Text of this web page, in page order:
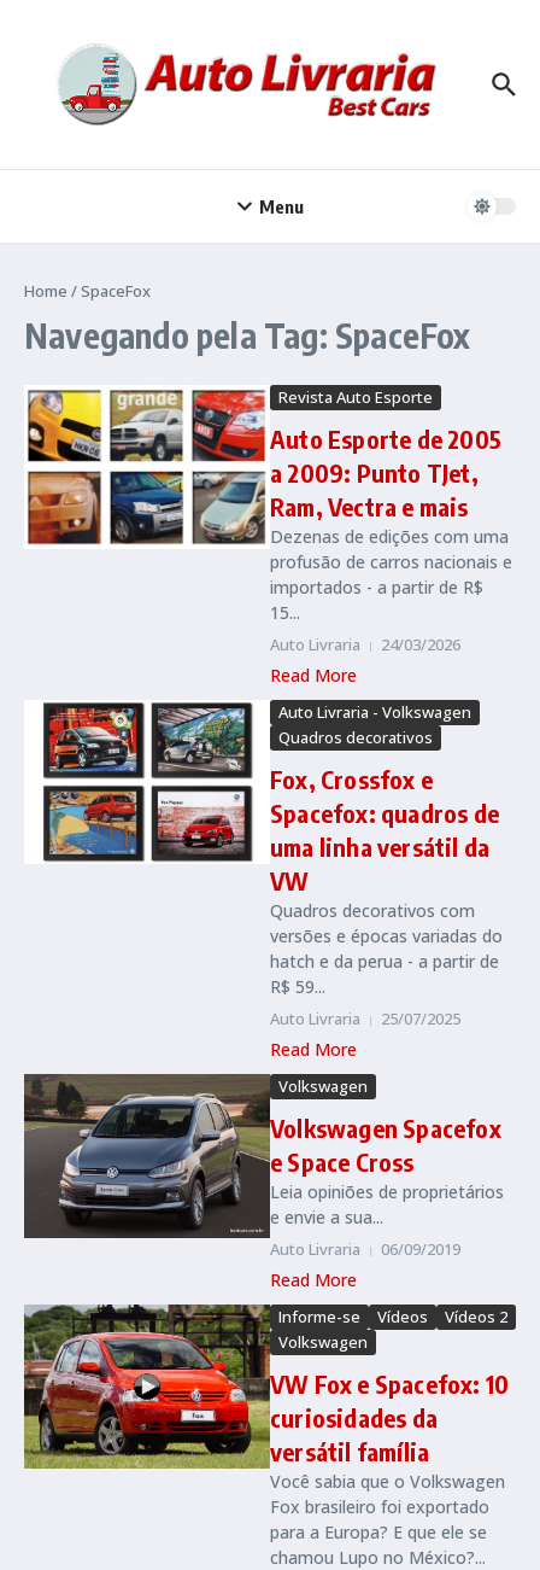
Menu
Home /SpaceFox
Navegando pela Tag: SpaceFox
Revista Auto Esporte
Auto Esporte de 2005
a 2009: Punto TJet,
Ram, Vectra e mais
Dezenas de edições com uma
profusão de carros nacionais e
importados - a partir de R$
15...
Auto Livraria 24/03/2026
Read More
Auto Livraria - Volkswagen
Quadros decorativos
Fox, Crossfox e
Spacefox: quadros de
uma linha versátil da
VW
Quadros decorativos com
versões e épocas variadas do
hatch e da perua - a partir de
R$ 59...
Auto Livraria 25/07/2025
Read More
Volkswagen
Volkswagen Spacefox
e Space Cross
Leia opiniões de proprietários
e envie a sua...
Auto Livraria 06/09/2019
Read More
Informe-se Vídeos
Vídeos 2
Volkswagen
VW Fox e Spacefox: 10
curiosidades da
versátil família
Você sabia que o Volkswagen
Fox brasileiro foi exportado
para a Europa? E que ele se
chamou Lupo no México?...